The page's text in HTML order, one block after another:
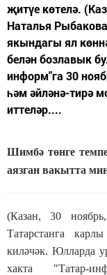
җитүе көтелә.
Наталья
якындагы ял
белән бозлавык
информ"га 30
һәм әйләнә-тирә
иттеләр....
Шимбә төнге
аязган вакытта
(Казан, 30
Татарстанга
киләчәк. Юлларда
хакта "Татар-